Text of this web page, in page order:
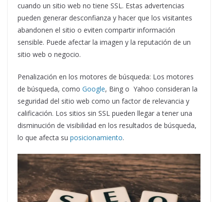
cuando un sitio web no tiene SSL. Estas advertencias
pueden generar desconfianza y hacer que los visitantes
abandonen el sitio o eviten compartir información
sensible. Puede afectar la imagen y la reputación de un
sitio web o negocio.
Penalización en los motores de búsqueda: Los motores
de búsqueda, como Google, Bing o Yahoo consideran la
seguridad del sitio web como un factor de relevancia y
calificación. Los sitios sin SSL pueden llegar a tener una
disminución de visibilidad en los resultados de búsqueda,
lo que afecta su posicionamiento.